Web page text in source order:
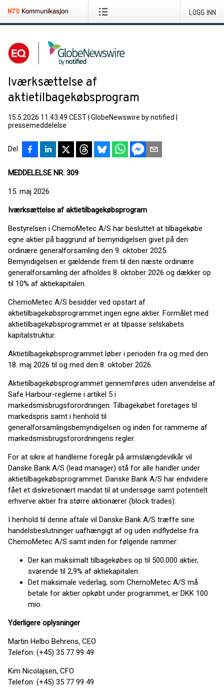
LOGG INN
Iværksættelse af
aktietilbagekøbsprogram
15.5.2026 11:43:49 CEST GlobeNewswire by notified
pressemeddelelse
Del
MEDDELELSE NR. 309
15. maj 2026
Iværksættelse af aktietilbagekøbsprogram
Bestyrelsen i ChemoMetec A/S har besluttet at tilbagekøbe
egne aktier på baggrund af bemyndigelsen givet på den
ordinære generalforsamling den 9. oktober 2025.
Bemyndigelsen er gældende frem til den næste ordinære
generalforsamling der afholdes 8. oktober 2026 og dækker op
til 10% af aktiekapitalen.
ChemoMetec A/S besidder ved opstart af
aktietilbagekøbsprogrammet ingen egne aktier. Formålet med
aktietilbagekøbsprogrammet er at tilpasse selskabets
kapitalstruktur.
Aktietilbagekøbsprogrammet løber i perioden fra og med den
18. maj 2026 til og med den 8. oktober 2026.
Aktietilbagekøbsprogrammet gennemføres uden anvendelse af
Safe Harbour-reglerne i artikel 5 i
markedsmisbrugsforordningen. Tilbagekøbet foretages til
markedspris samt i henhold til
generalforsamlingsbemyndigelsen og inden for rammerne af
markedsmisbrugsforordningens regler.
For at sikre at handlerne foregår på armslængdevilkår vil
Danske Bank A/S (lead manager) stå for alle handler under
aktietilbagekøbsprogrammet. Danske Bank A/S har endvidere
fået et diskretionært mandat til at undersøge samt potentielt
erhverve aktier fra større aktionærer (block trades).
I henhold til denne aftale vil Danske Bank A/S træffe sine
handelsbeslutninger uafhængigt af og uden indflydelse fra
ChemoMetec A/S samt inden for følgende rammer:
Der kan maksimalt tilbagekøbes op til 500.000 aktier,
svarende til 2,9% af aktiekapitalen.
Det maksimale vederlag, som ChemoMetec A/S må
betale for aktier opkøbt under programmet, er DKK 100
mio.
Yderligere oplysninger
Martin Helbo Behrens, CEO
Telefon: (+45) 35 77 99 49
Kim Nicolajsen, CFO
Telefon: (+45) 35 77 99 49